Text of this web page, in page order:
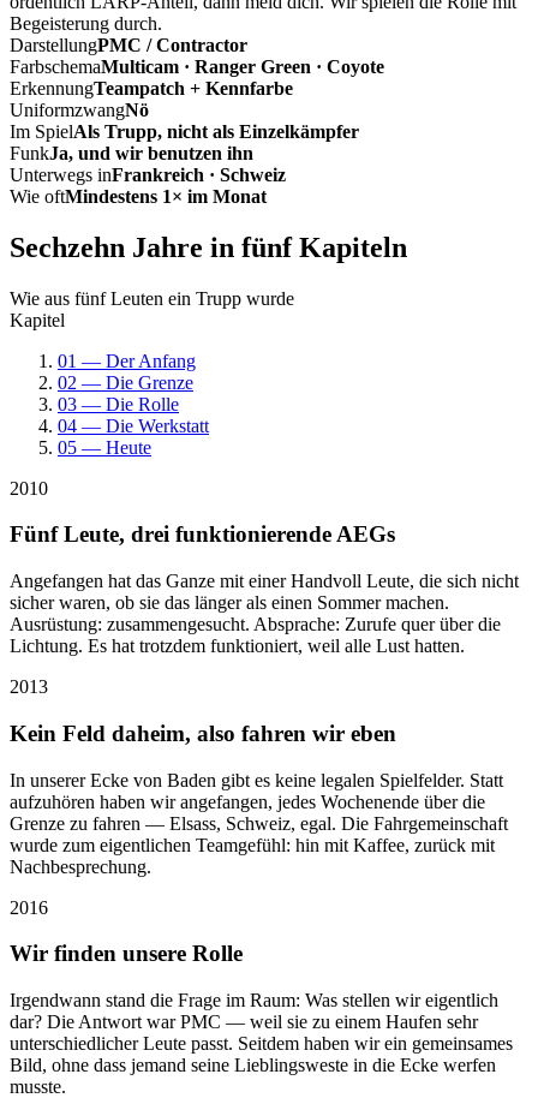
Begeisterung durch.
DarstellungPMC / Contractor
FarbschemaMulticam · Ranger Green · Coyote
ErkennungTeampatch + Kennfarbe
UniformzwangNö
Im SpielAls Trupp, nicht als Einzelkämpfer
FunkJa, und wir benutzen ihn
Unterwegs inFrankreich · Schweiz
Wie oftMindestens 1× im Monat
Sechzehn Jahre in fünf Kapiteln
Wie aus fünf Leuten ein Trupp wurde
Kapitel
01 — Der Anfang
02 — Die Grenze
03 — Die Rolle
04 — Die Werkstatt
05 — Heute
2010
Fünf Leute, drei funktionierende AEGs
Angefangen hat das Ganze mit einer Handvoll Leute, die sich nicht
sicher waren, ob sie das länger als einen Sommer machen.
Ausrüstung: zusammengesucht. Absprache: Zurufe quer über die
Lichtung. Es hat trotzdem funktioniert, weil alle Lust hatten.
2013
Kein Feld daheim, also fahren wir eben
In unserer Ecke von Baden gibt es keine legalen Spielfelder. Statt
aufzuhören haben wir angefangen, jedes Wochenende über die
Grenze zu fahren — Elsass, Schweiz, egal. Die Fahrgemeinschaft
wurde zum eigentlichen Teamgefühl: hin mit Kaffee, zurück mit
Nachbesprechung.
2016
Wir finden unsere Rolle
Irgendwann stand die Frage im Raum: Was stellen wir eigentlich
dar? Die Antwort war PMC — weil sie zu einem Haufen sehr
unterschiedlicher Leute passt. Seitdem haben wir ein gemeinsames
Bild, ohne dass jemand seine Lieblingsweste in die Ecke werfen
musste.